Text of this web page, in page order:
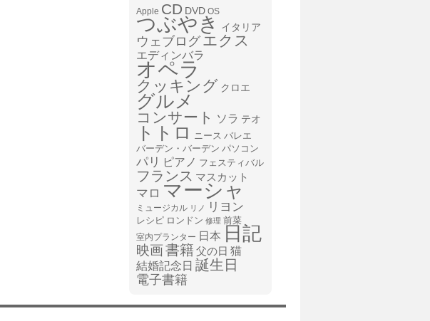
Apple CD DVD OS
つぶやき イタリア
ウェブログ エクス
エディンバラ
オペラ
クッキング クロエ
グルメ
コンサート ソラ テオ
トトロ ニース バレエ
バーデン・バーデン パソコン
パリ ピアノ フェスティバル
フランス マスカット
マロ マーシャ
ミュージカル リノ リヨン
レシピ ロンドン 修理 前菜
室内プランター 日本 日記
映画書籍 父の日 猫
結婚記念日 誕生日
電子書籍